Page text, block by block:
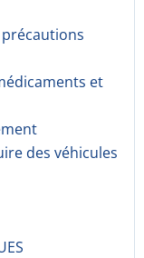
précautions
et
des véhicules